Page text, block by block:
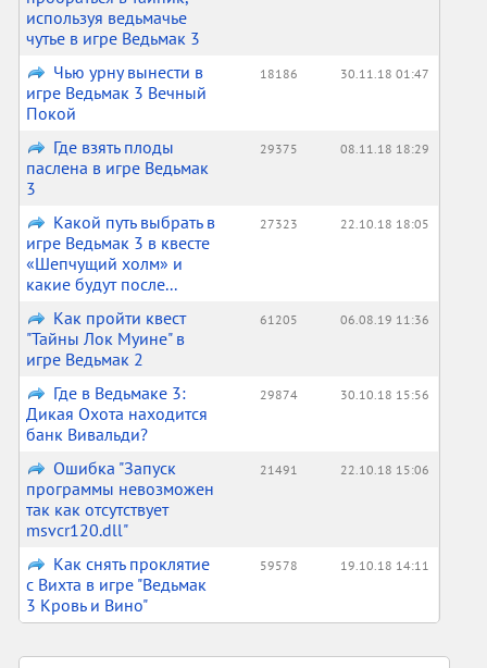
используя ведьмачье
чутье в игре Ведьмак 3
Чью урну вынести в
игре Ведьмак 3 Вечный
Покой
18186 30.11.18 01:47
Где взять плоды
паслена в игре Ведьмак
3
29375 08.11.18 18:29
Какой путь выбрать в
игре Ведьмак 3 в квесте
«Шепчущий холм» и
какие будут после...
27323 22.10.18 18:05
Как пройти квест
"Тайны Лок Муине" в
игре Ведьмак 2
61205 06.08.19 11:36
Где в Ведьмаке 3:
Дикая Охота находится
банк Вивальди?
29874 30.10.18 15:56
Ошибка "Запуск
программы невозможен
так как отсутствует
msvcr120.dll"
21491 22.10.18 15:06
Как снять проклятие
с Вихта в игре "Ведьмак
3 Кровь и Вино"
59578 19.10.18 14:11